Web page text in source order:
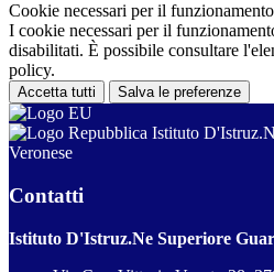
Cookie necessari per il funzionamento
I cookie necessari per il
disabilitati. È possibile consultare
policy.
Accetta tutti Salva le preferenze
Istituto
Veronese
Contatti
Istituto D'Istruz.Ne Superiore